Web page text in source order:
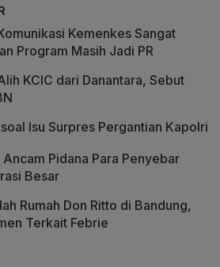
Kemenkes Sangat
Program Masih Jadi PR
KCIC dari Danantara, Sebut
Isu Surpres Pergantian Kapolri
Pidana Para Penyebar
Besar
Rumah Don Ritto di Bandung,
Terkait Febrie